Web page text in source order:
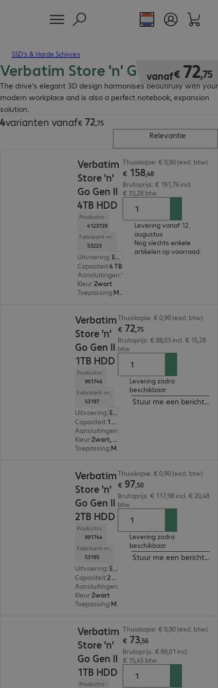
SSD’s & Harde Schijven
Verbatim Store 'n' Go Gen II
The drive's elegant 3D design harmonises beautifully with your
modern workplace and is also a perfect notebook, expansion
solution.
vanaf€ 72,75
€ 72,75
4varianten vanaf€ 72,75
€ 72,75
Relevantie
Verbatim
Store 'n'
Go Gen II
4TB HDD
Productnr.:
4123729
Fabrikant-nr.:
53223
Uitvoering: Europa
Capaciteit:4 TB
Aansluitingen:
Kleur:Zwart
Toepassing: Mobiel
Thuiskopie: € 0,90 (excl. btw)
€ 158,48
Brutoprijs: € 191,76 incl.
€ 33,28 btw
Levering vanaf 12.
augustus
Nog slechts enkele
artikelen op voorraad.
Verbatim
Store 'n'
Go Gen II
1TB HDD
Productnr.:
991746
Fabrikant-nr.:
53197
Uitvoering: Europa
Capaciteit:
1 TB
Aansluitingen:
Kleur:
Zwart, Zilver
Toepassing: Mobiel
Thuiskopie: € 0,90 (excl. btw)
€ 72,75
Brutoprijs: € 88,03 incl. € 15,28
btw
Levering zodra
beschikbaar
Stuur me een bericht
Verbatim
Store 'n'
Go Gen II
2TB HDD
Productnr.:
991744
Fabrikant-nr.:
53195
Uitvoering: Europa
Capaciteit:
2 TB
Aansluitingen:
Kleur:Zwart
Toepassing: Mobiel
Thuiskopie: € 0,90 (excl. btw)
€ 97,50
Brutoprijs: € 117,98 incl. € 20,48
btw
Levering zodra
beschikbaar
Stuur me een bericht
Verbatim
Store 'n'
Go Gen II
1TB HDD
Productnr.:
Thuiskopie: € 0,90 (excl. btw)
€ 73,56
Brutoprijs: € 89,01 incl.
€ 15,45 btw